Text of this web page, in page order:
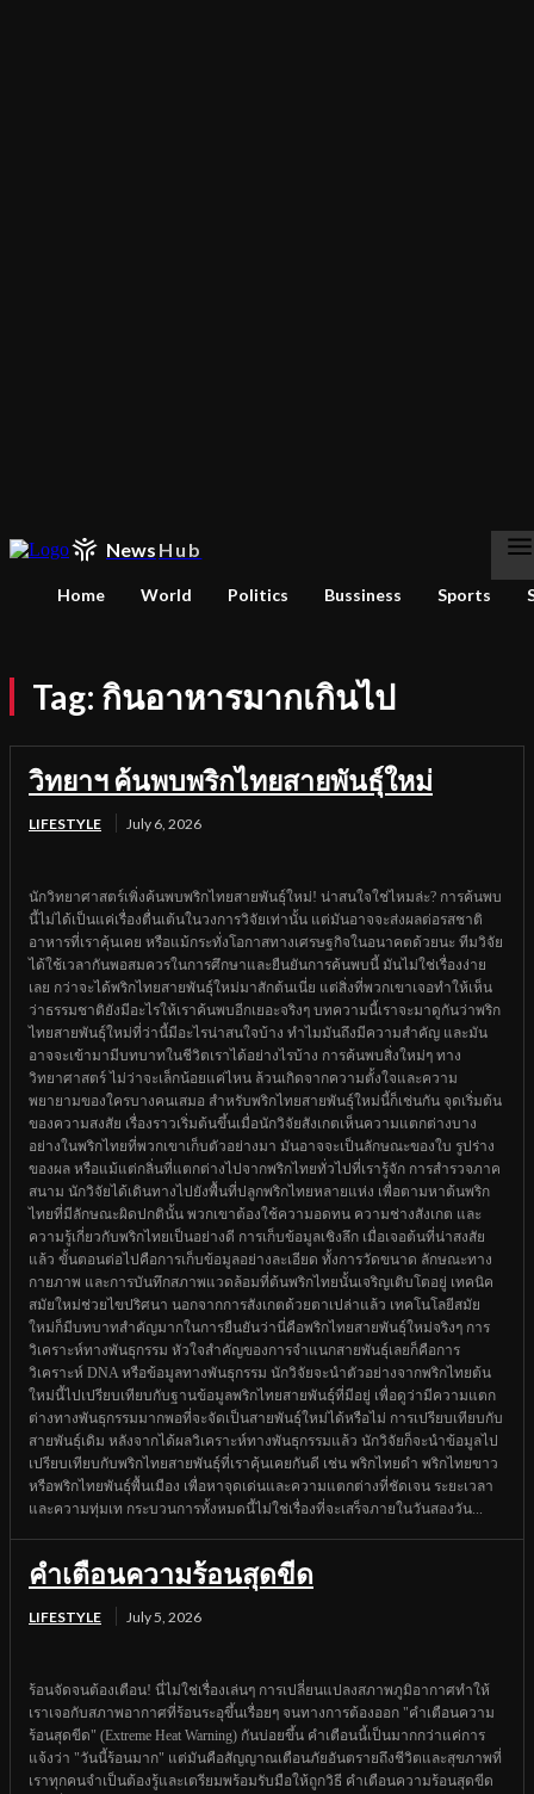
News Hub
Home World Politics Bussiness Sports
Tag: กินอาหารมากเกินไป
วิทยาฯ ค้นพบพริกไทยสายพันธุ์ใหม่
LIFESTYLE July 6, 2026
นักวิทยาศาสตร์เพิ่งค้นพบพริกไทยสายพันธุ์ใหม่! น่าสนใจใช่ไหมล่ะ? การค้นพบ
นี้ไม่ได้เป็นแค่เรื่องตื่นเต้นในวงการวิจัยเท่านั้น แต่มันอาจจะส่งผลต่อรสชาติ
อาหารที่เราคุ้นเคย หรือแม้กระทั่งโอกาสทางเศรษฐกิจในอนาคตด้วยนะ ทีมวิจัย
ได้ใช้เวลากันพอสมควรในการศึกษาและยืนยันการค้นพบนี้ มันไม่ใช่เรื่องง่าย
เลย กว่าจะได้พริกไทยสายพันธุ์ใหม่มาสักต้นเนี่ย แต่สิ่งที่พวกเขาเจอทำให้เห็น
ว่าธรรมชาติยังมีอะไรให้เราค้นพบอีกเยอะจริงๆ บทความนี้เราจะมาดูกันว่าพริก
ไทยสายพันธุ์ใหม่ที่ว่านี้มีอะไรน่าสนใจบ้าง ทำไมมันถึงมีความสำคัญ และมัน
อาจจะเข้ามามีบทบาทในชีวิตเราได้อย่างไรบ้าง การค้นพบสิ่งใหม่ๆ ทาง
วิทยาศาสตร์ ไม่ว่าจะเล็กน้อยแค่ไหน ล้วนเกิดจากความตั้งใจและความ
พยายามของใครบางคนเสมอ สำหรับพริกไทยสายพันธุ์ใหม่นี้ก็เช่นกัน จุดเริ่มต้น
ของความสงสัย เรื่องราวเริ่มต้นขึ้นเมื่อนักวิจัยสังเกตเห็นความแตกต่างบาง
อย่างในพริกไทยที่พวกเขาเก็บตัวอย่างมา มันอาจจะเป็นลักษณะของใบ รูปร่าง
ของผล หรือแม้แต่กลิ่นที่แตกต่างไปจากพริกไทยทั่วไปที่เรารู้จัก การสำรวจภาค
สนาม นักวิจัยได้เดินทางไปยังพื้นที่ปลูกพริกไทยหลายแห่ง เพื่อตามหาต้นพริก
ไทยที่มีลักษณะผิดปกตินั้น พวกเขาต้องใช้ความอดทน ความช่างสังเกต และ
ความรู้เกี่ยวกับพริกไทยเป็นอย่างดี การเก็บข้อมูลเชิงลึก เมื่อเจอต้นที่น่าสงสัย
แล้ว ขั้นตอนต่อไปคือการเก็บข้อมูลอย่างละเอียด ทั้งการวัดขนาด ลักษณะทาง
กายภาพ และการบันทึกสภาพแวดล้อมที่ต้นพริกไทยนั้นเจริญเติบโตอยู่ เทคนิค
สมัยใหม่ช่วยไขปริศนา นอกจากการสังเกตด้วยตาเปล่าแล้ว เทคโนโลยีสมัย
ใหม่ก็มีบทบาทสำคัญมากในการยืนยันว่านี่คือพริกไทยสายพันธุ์ใหม่จริงๆ การ
วิเคราะห์ทางพันธุกรรม หัวใจสำคัญของการจำแนกสายพันธุ์เลยก็คือการ
วิเคราะห์ DNA หรือข้อมูลทางพันธุกรรม นักวิจัยจะนำตัวอย่างจากพริกไทยต้น
ใหม่นี้ไปเปรียบเทียบกับฐานข้อมูลพริกไทยสายพันธุ์ที่มีอยู่ เพื่อดูว่ามีความแตก
ต่างทางพันธุกรรมมากพอที่จะจัดเป็นสายพันธุ์ใหม่ได้หรือไม่ การเปรียบเทียบกับ
สายพันธุ์เดิม หลังจากได้ผลวิเคราะห์ทางพันธุกรรมแล้ว นักวิจัยก็จะนำข้อมูลไป
เปรียบเทียบกับพริกไทยสายพันธุ์ที่เราคุ้นเคยกันดี เช่น พริกไทยดำ พริกไทยขาว
หรือพริกไทยพันธุ์พื้นเมือง เพื่อหาจุดเด่นและความแตกต่างที่ชัดเจน ระยะเวลา
และความทุ่มเท กระบวนการทั้งหมดนี้ไม่ใช่เรื่องที่จะเสร็จภายในวันสองวัน...
คำเตือนความร้อนสุดขีด
LIFESTYLE July 5, 2026
ร้อนจัดจนต้องเตือน! นี่ไม่ใช่เรื่องเล่นๆ การเปลี่ยนแปลงสภาพภูมิอากาศทำให้
เราเจอกับสภาพอากาศที่ร้อนระอุขึ้นเรื่อยๆ จนทางการต้องออก "คำเตือนความ
ร้อนสุดขีด" (Extreme Heat Warning) กันบ่อยขึ้น คำเตือนนี้เป็นมากกว่าแค่การ
แจ้งว่า "วันนี้ร้อนมาก" แต่มันคือสัญญาณเตือนภัยอันตรายถึงชีวิตและสุขภาพที่
เราทุกคนจำเป็นต้องรู้และเตรียมพร้อมรับมือให้ถูกวิธี คำเตือนความร้อนสุดขีด